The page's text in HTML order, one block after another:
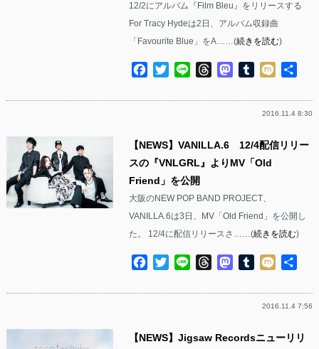
12/2にアルバム『Film Bleu』をリリースする
For Tracy Hydeは2日、アルバム収録曲
「Favourite Blue」をA……(続きを読む)
Facebook
TwitterLine ThreadsMastodon
Tumblr
Mixi
2016.11.4 8:30
【NEWS】VANILLA.6 12/4配信リリー
スの『VNLGRL』よりMV「Old
Friend」を公開
大阪のNEW POP BAND PROJECT、
VANILLA.6は3日、MV「Old Friend」を公開し
た。 12/4に配信リリースさ……(続きを読む)
Facebook
TwitterLine ThreadsMastodon
Tumblr
Mixi
2016.11.4 7:56
【NEWS】Jigsaw Recordsニューリリ